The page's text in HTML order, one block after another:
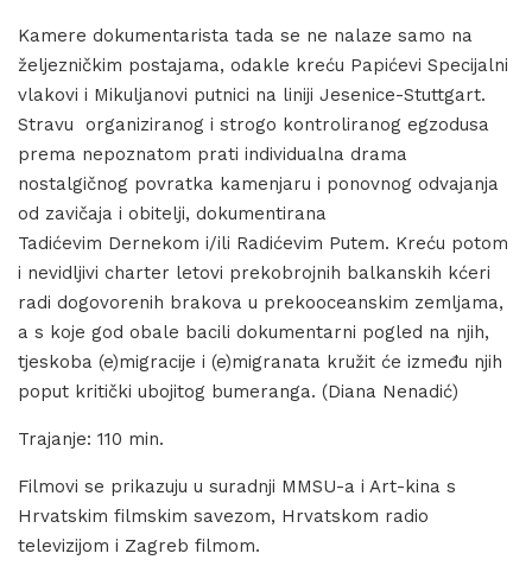
Kamere dokumentarista tada se ne nalaze samo na
željezničkim postajama, odakle kreću Papićevi Specijalni
vlakovi i Mikuljanovi putnici na liniji Jesenice-Stuttgart.
Stravu organiziranog i strogo kontroliranog egzodusa
prema nepoznatom prati individualna drama
nostalgičnog povratka kamenjaru i ponovnog odvajanja
od zavičaja i obitelji, dokumentirana
Tadićevim Dernekom i/ili Radićevim Putem. Kreću potom
i nevidljivi charter letovi prekobrojnih balkanskih kćeri
radi dogovorenih brakova u prekooceanskim zemljama,
a s koje god obale bacili dokumentarni pogled na njih,
tjeskoba (e)migracije i (e)migranata kružit će između njih
poput kritički ubojitog bumeranga. (Diana Nenadić)
Trajanje: 110 min.
Filmovi se prikazuju u suradnji MMSU-a i Art-kina s
Hrvatskim filmskim savezom, Hrvatskom radio
televizijom i Zagreb filmom.